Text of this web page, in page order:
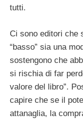
tutti.
Ci sono editori che
“basso” sia una
sostengono che
si rischia di far
valore del libro”.
capire che se il
attanaglia, la